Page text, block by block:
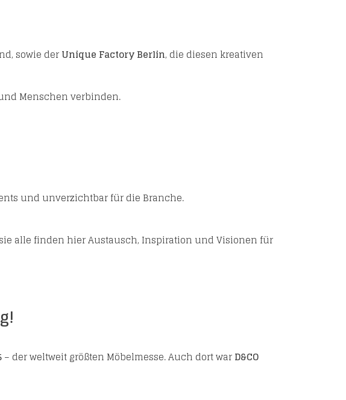
sowie derUnique Factory Berlin, die diesen kreativen
Menschen verbinden.
und unverzichtbar für die Branche.
alle finden hier Austausch, Inspiration und Visionen für
– der weltweit größten Möbelmesse. Auch dort warD&CO